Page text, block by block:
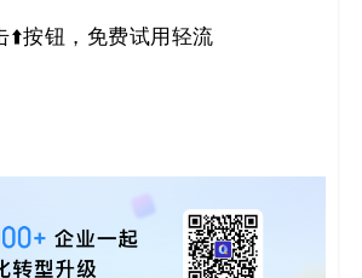
⬆️按钮，免费试用轻流